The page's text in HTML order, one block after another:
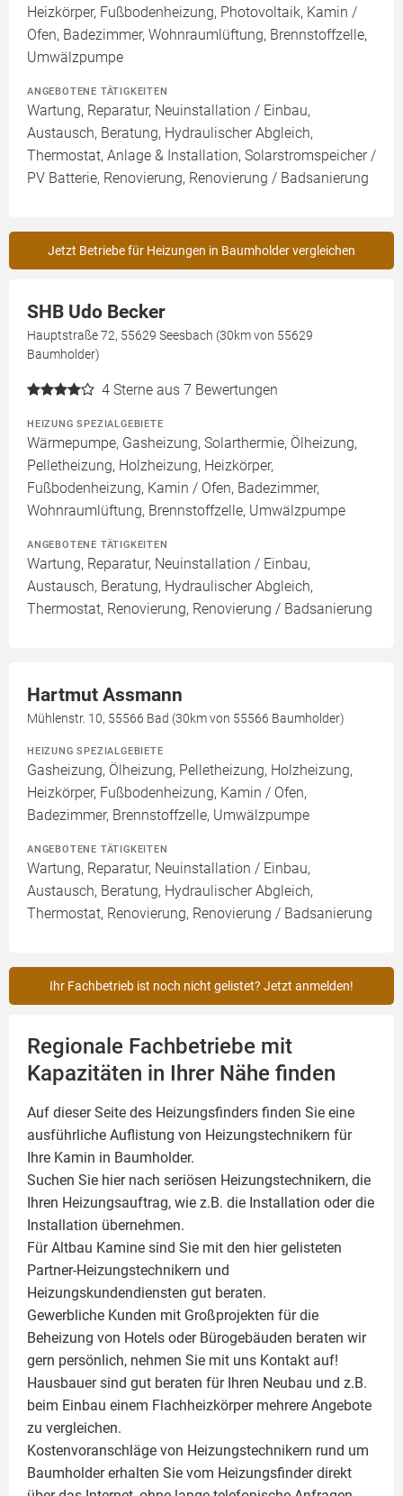
Heizkörper, Fußbodenheizung, Photovoltaik, Kamin /
Ofen, Badezimmer, Wohnraumlüftung, Brennstoffzelle,
Umwälzpumpe
ANGEBOTENE TÄTIGKEITEN
Wartung, Reparatur, Neuinstallation / Einbau,
Austausch, Beratung, Hydraulischer Abgleich,
Thermostat, Anlage & Installation, Solarstromspeicher /
PV Batterie, Renovierung, Renovierung / Badsanierung
Jetzt Betriebe für Heizungen in Baumholder vergleichen
SHB Udo Becker
Hauptstraße 72, 55629 Seesbach (30km von 55629
Baumholder)
4 Sterne aus 7 Bewertungen
HEIZUNG SPEZIALGEBIETE
Wärmepumpe, Gasheizung, Solarthermie, Ölheizung,
Pelletheizung, Holzheizung, Heizkörper,
Fußbodenheizung, Kamin / Ofen, Badezimmer,
Wohnraumlüftung, Brennstoffzelle, Umwälzpumpe
ANGEBOTENE TÄTIGKEITEN
Wartung, Reparatur, Neuinstallation / Einbau,
Austausch, Beratung, Hydraulischer Abgleich,
Thermostat, Renovierung, Renovierung / Badsanierung
Hartmut Assmann
Mühlenstr. 10, 55566 Bad (30km von 55566 Baumholder)
HEIZUNG SPEZIALGEBIETE
Gasheizung, Ölheizung, Pelletheizung, Holzheizung,
Heizkörper, Fußbodenheizung, Kamin / Ofen,
Badezimmer, Brennstoffzelle, Umwälzpumpe
ANGEBOTENE TÄTIGKEITEN
Wartung, Reparatur, Neuinstallation / Einbau,
Austausch, Beratung, Hydraulischer Abgleich,
Thermostat, Renovierung, Renovierung / Badsanierung
Ihr Fachbetrieb ist noch nicht gelistet? Jetzt anmelden!
Regionale Fachbetriebe mit
Kapazitäten in Ihrer Nähe finden
Auf dieser Seite des Heizungsfinders finden Sie eine
ausführliche Auflistung von Heizungstechnikern für
Ihre Kamin in Baumholder.
Suchen Sie hier nach seriösen Heizungstechnikern, die
Ihren Heizungsauftrag, wie z.B. die Installation oder die
Installation übernehmen.
Für Altbau Kamine sind Sie mit den hier gelisteten
Partner-Heizungstechnikern und
Heizungskundendiensten gut beraten.
Gewerbliche Kunden mit Großprojekten für die
Beheizung von Hotels oder Bürogebäuden beraten wir
gern persönlich, nehmen Sie mit uns Kontakt auf!
Hausbauer sind gut beraten für Ihren Neubau und z.B.
beim Einbau einem Flachheizkörpermehrere Angebote
zu vergleichen.
Kostenvoranschläge von Heizungstechnikern rund um
Baumholder erhalten Sie vom Heizungsfinder direkt